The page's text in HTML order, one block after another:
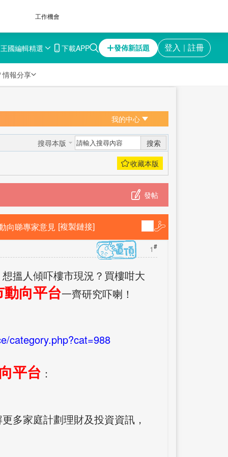
工作機會
國編輯精選 下載APP 發佈新話題 登入 ｜ 註冊
情報分享
我的中心
搜尋本版 搜索
發帖
向睇專家意見 [複製鏈接]
1#
搵人傾吓樓市現況？買樓咁大
向平台一齊研究吓喇！
category.php?cat=988
平台 ：
多家庭計劃理財及投資資訊，